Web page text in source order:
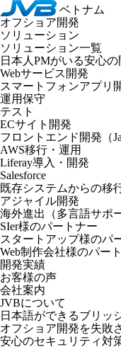
ベトナム
オフショア開発
ソリューション
ソリューション一覧
日本人PMがいる安心の
Webサービス開発
スマートフォンアプリ
運用保守
テスト
ECサイト開発
フロントエンド開発（
AWS移行・運用
Liferay導入・開発
Salesforce
既存システムからの移
アジャイル開発
海外進出（多言語サポ
SIer様のパートナー
スタートアップ様のパ
Web制作会社様のパー
開発実績
お客様の声
会社案内
JVBについて
日本語ができるブリッ
オフショア開発を失敗
安心のセキュリティ対